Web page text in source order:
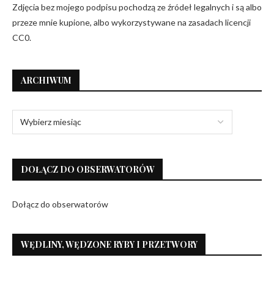
Zdjęcia bez mojego podpisu pochodzą ze źródeł legalnych i są albo
przeze mnie kupione, albo wykorzystywane na zasadach licencji
CC0.
ARCHIWUM
DOŁĄCZ DO OBSERWATORÓW
Dołącz do obserwatorów
WĘDLINY, WĘDZONE RYBY I PRZETWORY